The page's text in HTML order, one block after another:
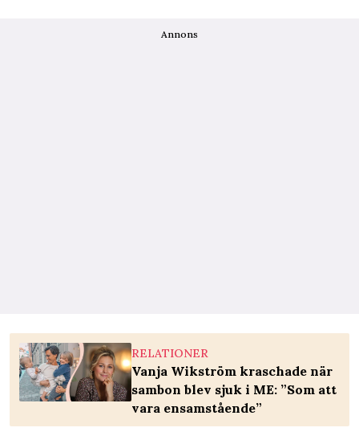
Annons
RELATIONER
Vanja Wikström kraschade när
sambon blev sjuk i ME: ”Som att
vara ensamstående”